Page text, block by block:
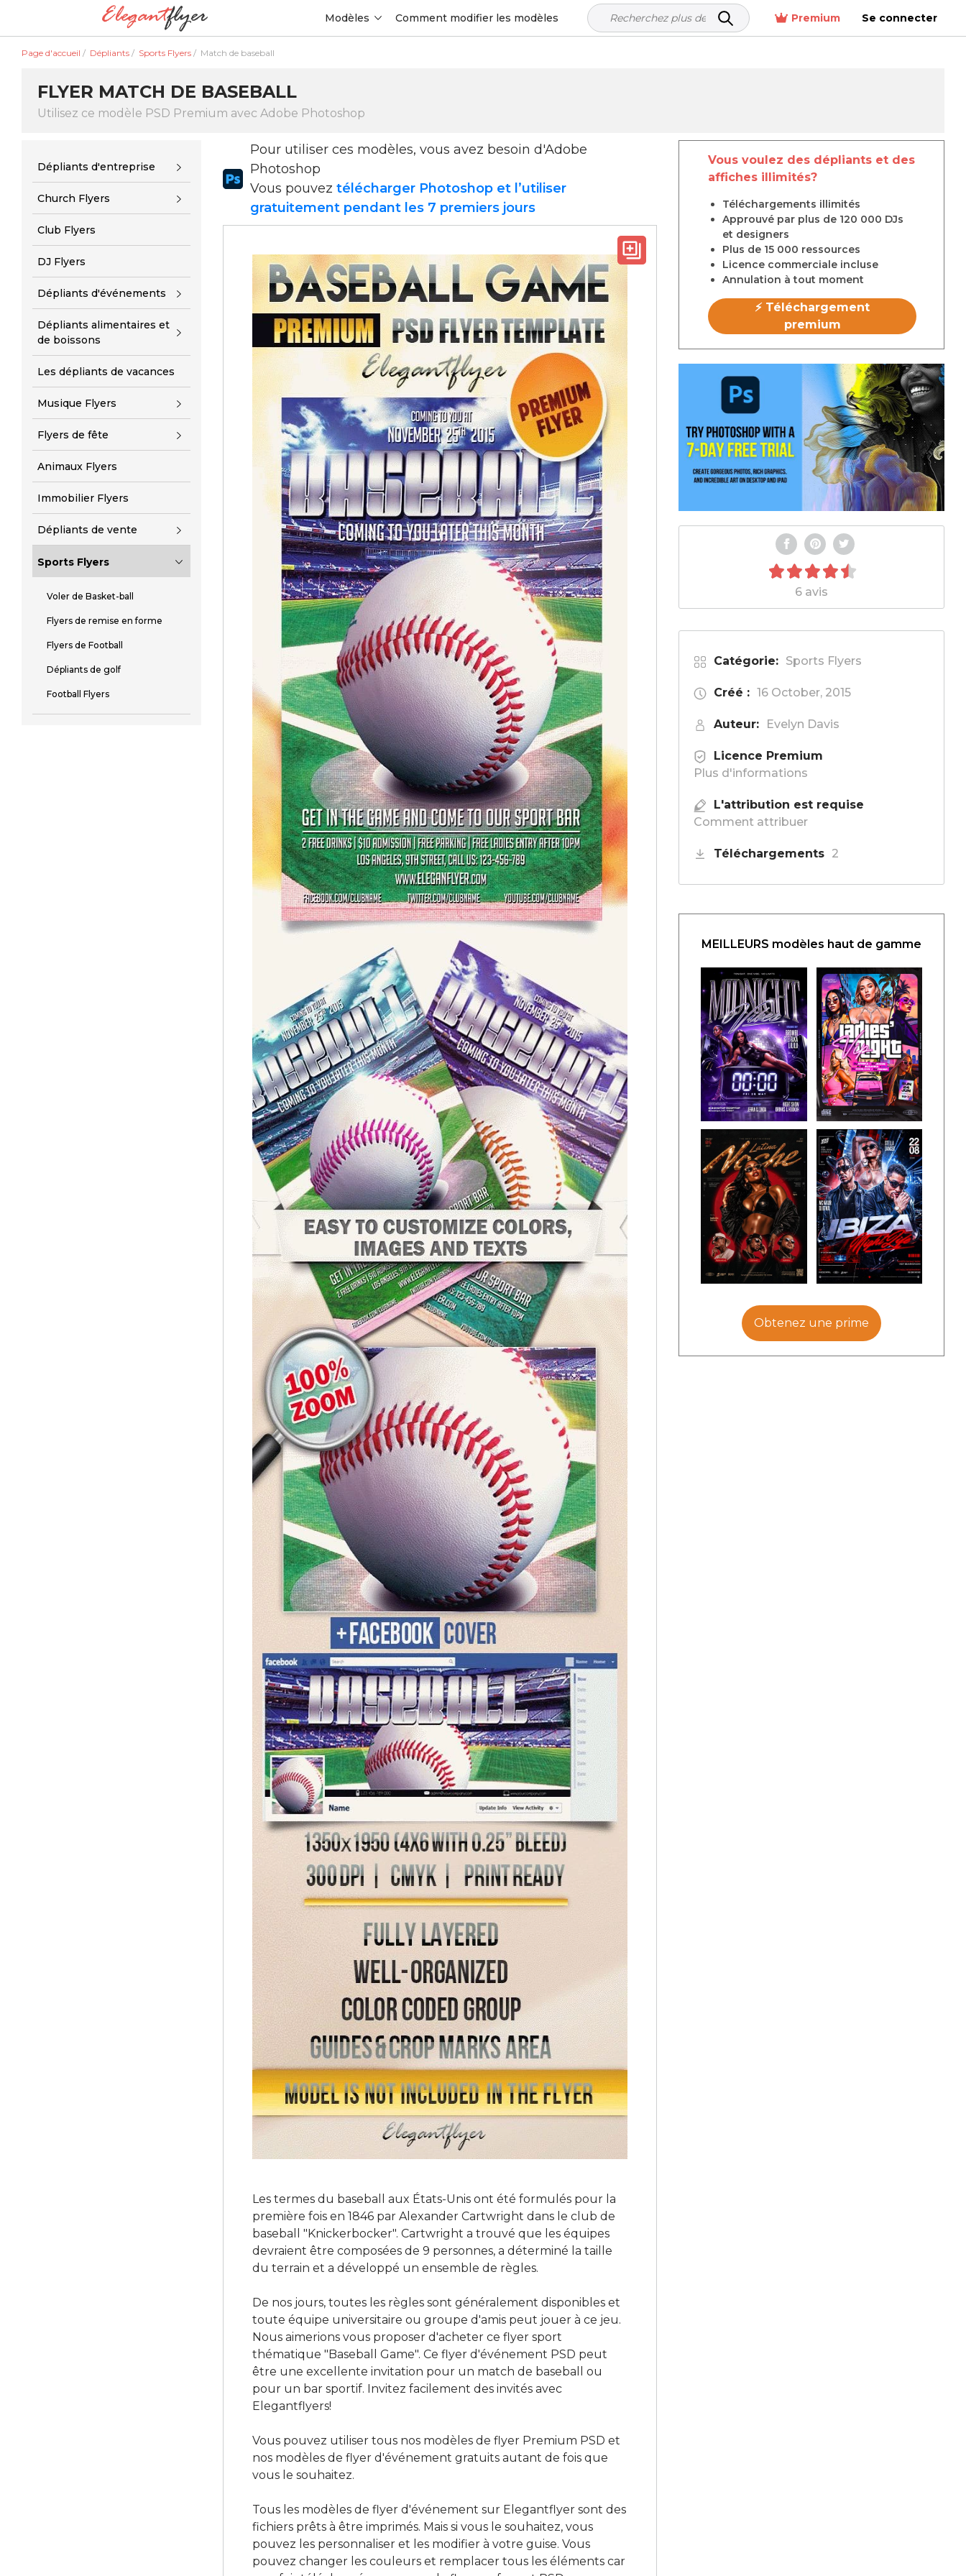
Modèles Comment modifier les modèles Premium Se connecter
Page d'accueil / Dépliants / Sports Flyers / Match de baseball
FLYER MATCH DE BASEBALL
Utilisez ce modèle PSD Premium avec Adobe Photoshop
Dépliants d'entreprise
Church Flyers
Club Flyers
DJ Flyers
Dépliants d'événements
Dépliants alimentaires et
de boissons
Les dépliants de vacances
Musique Flyers
Flyers de fête
Animaux Flyers
Immobilier Flyers
Dépliants de vente
Sports Flyers
Voler de Basket-ball
Flyers de remise en forme
Flyers de Football
Dépliants de golf
Football Flyers
Pour utiliser ces modèles, vous avez besoin d'Adobe
Photoshop
Vous pouveztélécharger Photoshop et l’utiliser
gratuitement pendant les 7 premiers jours
Les termes du baseball aux États-Unis ont été formulés pour la
première fois en 1846 par Alexander Cartwright dans le club de
baseball "Knickerbocker". Cartwright a trouvé que les équipes
devraient être composées de 9 personnes, a déterminé la taille
du terrain et a développé un ensemble de règles.
De nos jours, toutes les règles sont généralement disponibles et
toute équipe universitaire ou groupe d'amis peut jouer à ce jeu.
Nous aimerions vous proposer d'acheter ce flyer sport
thématique "Baseball Game". Ce flyer d'événement PSD peut
être une excellente invitation pour un match de baseball ou
pour un bar sportif. Invitez facilement des invités avec
Elegantflyers!
Vous pouvez utiliser tous nos modèles de flyer Premium PSD et
nos modèles de flyer d'événement gratuits autant de fois que
vous le souhaitez.
Tous les modèles de flyer d'événement sur Elegantflyer sont des
fichiers prêts à être imprimés. Mais si vous le souhaitez, vous
pouvez les personnaliser et les modifier à votre guise. Vous
pouvez changer les couleurs et remplacer tous les éléments car
Vous voulez des dépliants et des
affiches illimités?
Téléchargements illimités
Approuvé par plus de 120 000 DJs
et designers
Plus de 15 000 ressources
Licence commerciale incluse
Annulation à tout moment
⚡ Téléchargement
premium
6 avis
Catégorie: Sports Flyers
Créé : 16 October, 2015
Auteur: Evelyn Davis
Licence Premium
Plus d'informations
L'attribution est requise
Comment attribuer
Téléchargements 2
MEILLEURS modèles haut de gamme
Obtenez une prime